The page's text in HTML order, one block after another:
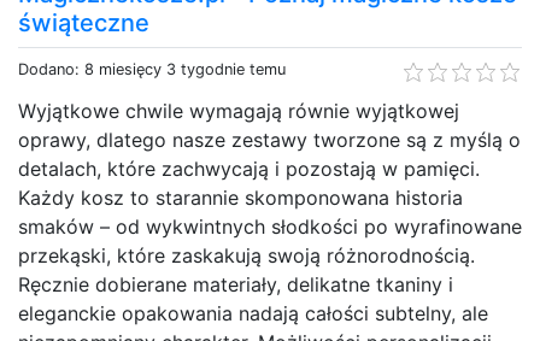
świąteczne
Dodano: 8 miesięcy 3 tygodnie temu
Wyjątkowe chwile wymagają równie wyjątkowej
oprawy, dlatego nasze zestawy tworzone są z myślą o
detalach, które zachwycają i pozostają w pamięci.
Każdy kosz to starannie skomponowana historia
smaków – od wykwintnych słodkości po wyrafinowane
przekąski, które zaskakują swoją różnorodnością.
Ręcznie dobierane materiały, delikatne tkaniny i
eleganckie opakowania nadają całości subtelny, ale